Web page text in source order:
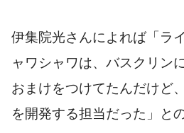
伊集院光さんによれば「ラ
ャワシャワは、バスクリン
おまけをつけてたんだけど
を開発する担当だった」と